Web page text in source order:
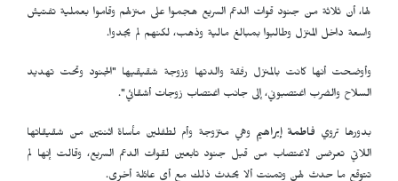
لها، أن ثلاثة من جنود قوات الدعم السريع هجموا على منزلهم وقاموا بعملية تفتيش
واسعة داخل المنزل وطالبوا بمبالغ مالية وذهب، لكنهم لم يجدوا.
وأوضحت أنها كانت بالمنزل رفقة والدتها وزوجة شقيقيها "الجنود وتحت تهديد
السلاح والضرب اغتصبوني، إلى جانب اغتصاب زوجات أشقائي".
بدورها تروي فاطمة إبراهيم وهي متزوجة وأم لطفلين مأساة اثنتين من شقيقاتها
اللاتي تعرضن لاغتصاب من قبل جنود تابعين لقوات الدعم السريع، وقالت إنها لم
تتوقع ما حدث لهن وتمنت ألا يحدث ذلك مع أي عائلة أخرى.